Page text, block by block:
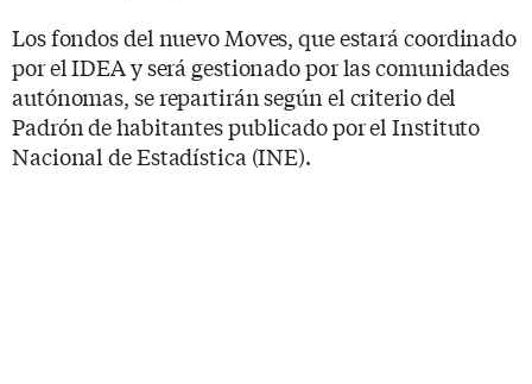
Los fondos del nuevo Moves, que estará coordinado
por el IDEA y será gestionado por las comunidades
autónomas, se repartirán según el criterio del
Padrón de habitantes publicado por el Instituto
Nacional de Estadística (INE).